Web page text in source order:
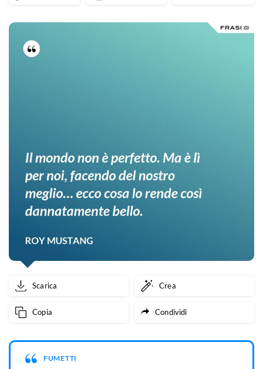
Scarica Crea
Copia Condividi
FUMETTI